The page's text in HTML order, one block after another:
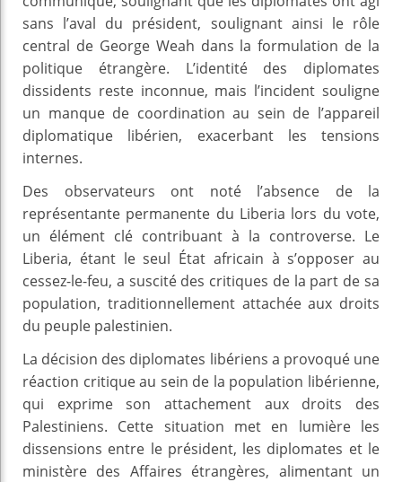
sans l’aval du président, soulignant ainsi le rôle
central de George Weah dans la formulation de la
politique étrangère. L’identité des diplomates
dissidents reste inconnue, mais l’incident souligne
un manque de coordination au sein de l’appareil
diplomatique libérien, exacerbant les tensions
internes.
Des observateurs ont noté l’absence de la
représentante permanente du Liberia lors du vote,
un élément clé contribuant à la controverse. Le
Liberia, étant le seul État africain à s’opposer au
cessez-le-feu, a suscité des critiques de la part de sa
population, traditionnellement attachée aux droits
du peuple palestinien.
La décision des diplomates libériens a provoqué une
réaction critique au sein de la population libérienne,
qui exprime son attachement aux droits des
Palestiniens. Cette situation met en lumière les
dissensions entre le président, les diplomates et le
ministère des Affaires étrangères, alimentant un